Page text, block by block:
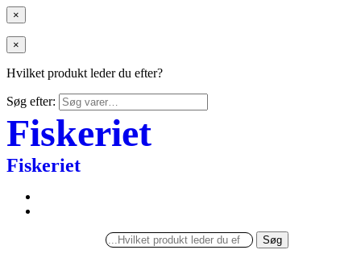
×
×
Hvilket produkt leder du efter?
Søg efter:
Fiskeriet
Fiskeriet
Søg